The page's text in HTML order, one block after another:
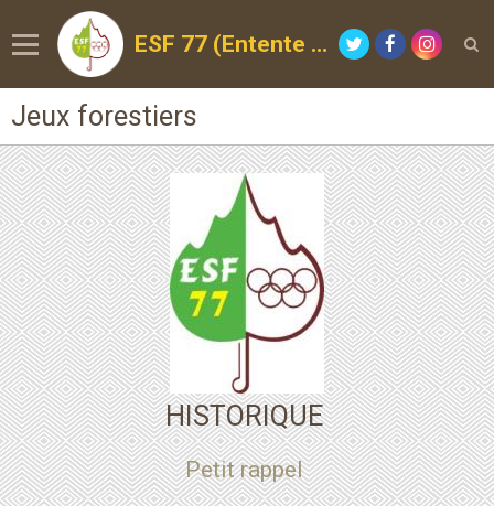
ESF 77 (Entente Sportive de la Forêt)
Jeux forestiers
HISTORIQUE
Petit rappel